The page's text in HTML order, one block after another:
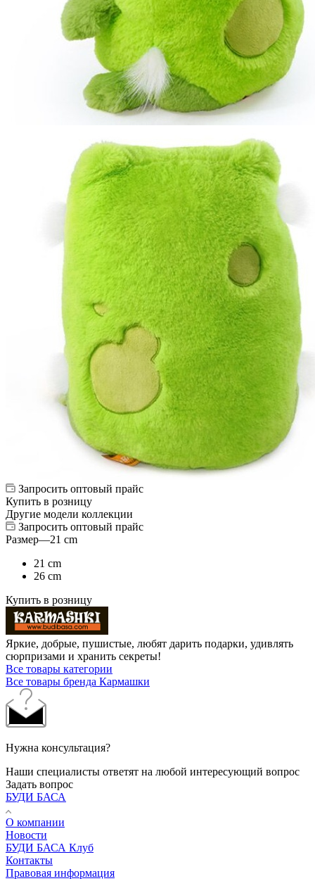
Запросить оптовый прайс
Купить в розницу
Другие модели коллекции
Запросить оптовый прайс
Размер—21 cm
21 cm
26 cm
Купить в розницу
Яркие, добрые, пушистые, любят дарить подарки, удивлять
сюрпризами и хранить секреты!
Все товары категории
Все товары бренда Кармашки
Нужна консультация?
Наши специалисты ответят на любой интересующий вопрос
Задать вопрос
БУДИ БАСА
О компании
Новости
БУДИ БАСА Клуб
Контакты
Правовая информация